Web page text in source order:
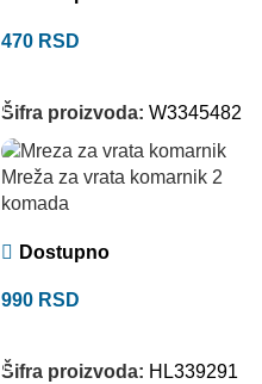
470 RSD
Šifra proizvoda: W3345482
Mreža za vrata komarnik 2
komada
Dostupno
990 RSD
Šifra proizvoda: HL339291